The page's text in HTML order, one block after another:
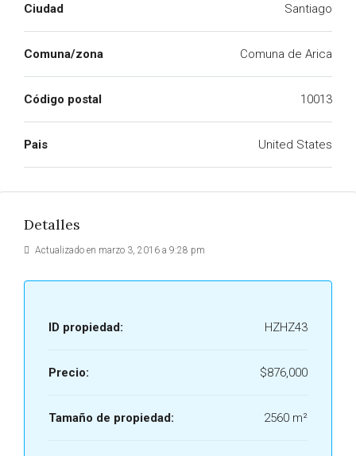
Ciudad Santiago
Comuna/zona Comuna de Arica
Código postal 10013
Pais United States
Detalles
Actualizado en marzo 3, 2016 a 9:28 pm
ID propiedad: HZHZ43
Precio: $876,000
Tamaño de propiedad: 2560 m²